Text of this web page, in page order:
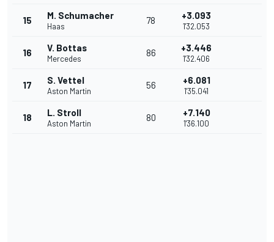
15 M. Schumacher
Haas
78 +3.093
1'32.053
16 V. Bottas
Mercedes
86 +3.446
1'32.406
17 S. Vettel
Aston Martin
56 +6.081
1'35.041
18 L. Stroll
Aston Martin
80 +7.140
1'36.100